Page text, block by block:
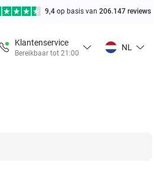
9,4 op basis van 206.147 reviews
Klantenservice
Bereikbaar tot 21:00
NL